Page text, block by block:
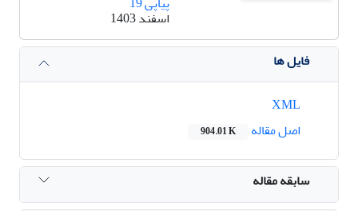
اسفند 1403
فایل ها
اصل مقاله
904.01 K
سابقه مقاله